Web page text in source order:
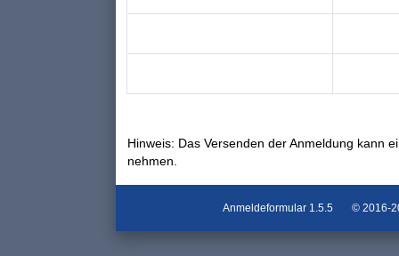
Hinweis: Das Versenden der Anmeldung kann
nehmen.
Anmeldeformular 1.5.5 © 2016-